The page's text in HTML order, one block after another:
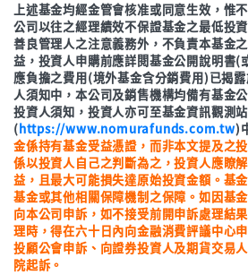
上述基金均經金管會核准或同意生效，惟
公司以往之經理績效不保證基金之最低投
善良管理人之注意義務外，不負責本基金
益，投資人申購前應詳閱基金公開說明書(
應負擔之費用(境外基金含分銷費用)已揭
人須知中，本公司及銷售機構均備有基金
投資人須知，投資人亦可至基金資訊觀測
(https://www.nomurafunds.com.tw)
金係持有基金受益憑證，而非本文提及之
係以投資人自己之判斷為之，投資人應瞭
益，且最大可能損失達原始投資金額。基
基金或其他相關保障機制之保障。如因基
向本公司申訴，如不接受前開申訴處理結
理時，得在六十日內向金融消費評議中心
投顧公會申訴、向證券投資人及期貨交易
院起訴。